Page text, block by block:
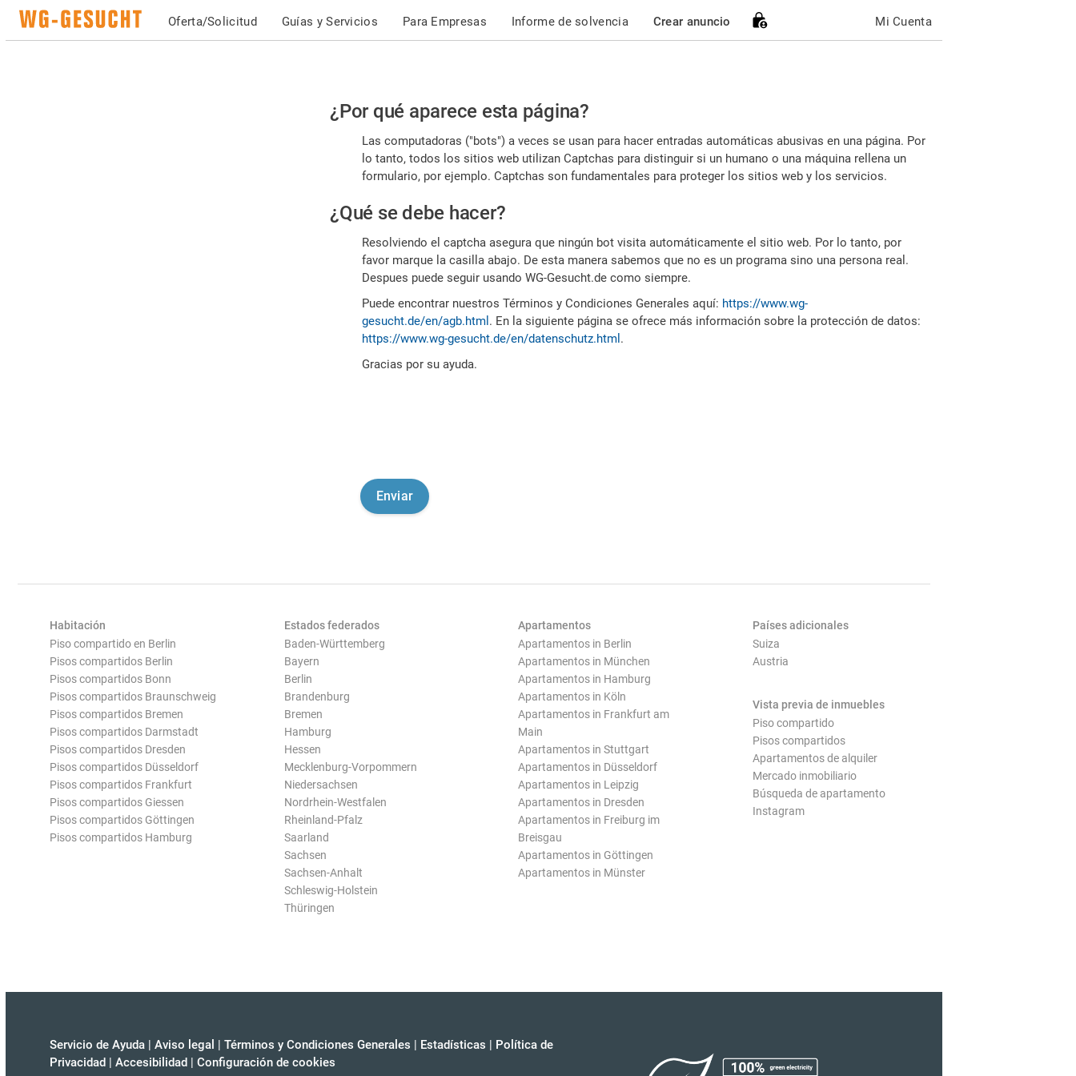
Oferta/Solicitud Guías y Servicios Para Empresas Informe de solvencia Crear anuncio Mi Cuenta
Por
favor,
confirme
es
humano
¿Por qué aparece esta página?
Las computadoras ("bots") a veces se usan para hacer entradas automáticas abusivas en una página. Por
lo tanto, todos los sitios web utilizan Captchas para distinguir si un humano o una máquina rellena un
formulario, por ejemplo. Captchas son fundamentales para proteger los sitios web y los servicios.
¿Qué se debe hacer?
Resolviendo el captcha asegura que ningún bot visita automáticamente el sitio web. Por lo tanto, por
favor marque la casilla abajo. De esta manera sabemos que no es un programa sino una persona real.
Despues puede seguir usando WG-Gesucht.de como siempre.
Puede encontrar nuestros Términos y Condiciones Generales aquí: https://www.wg-
gesucht.de/en/agb.html . En la siguiente página se ofrece más información sobre la protección de datos:
https://www.wg-gesucht.de/en/datenschutz.html .
Gracias por su ayuda.
Habitación
Piso compartido en Berlin
Pisos compartidos Berlin
Pisos compartidos Bonn
Pisos compartidos Braunschweig
Pisos compartidos Bremen
Pisos compartidos Darmstadt
Pisos compartidos Dresden
Pisos compartidos Düsseldorf
Pisos compartidos Frankfurt
Pisos compartidos Giessen
Pisos compartidos Göttingen
Pisos compartidos Hamburg
Estados federados
Baden-Württemberg
Bayern
Berlin
Brandenburg
Bremen
Hamburg
Hessen
Mecklenburg-Vorpommern
Niedersachsen
Nordrhein-Westfalen
Rheinland-Pfalz
Saarland
Sachsen
Sachsen-Anhalt
Schleswig-Holstein
Thüringen
Apartamentos
Apartamentos in Berlin
Apartamentos in München
Apartamentos in Hamburg
Apartamentos in Köln
Apartamentos in Frankfurt am
Main
Apartamentos in Stuttgart
Apartamentos in Düsseldorf
Apartamentos in Leipzig
Apartamentos in Dresden
Apartamentos in Freiburg im
Breisgau
Apartamentos in Göttingen
Apartamentos in Münster
Países adicionales
Suiza
Austria
Vista previa de inmuebles
Piso compartido
Pisos compartidos
Apartamentos de alquiler
Mercado inmobiliario
Búsqueda de apartamento
Instagram
Servicio de Ayuda | Aviso legal | Términos y Condiciones Generales | Estadísticas | Política de
Privacidad | Accesibilidad | Configuración de cookies